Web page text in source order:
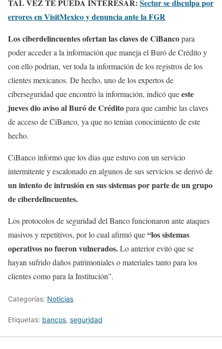
TAL VEZ TE PUEDA INTERESAR: Sectur se disculpa por
errores en VisitMexico y denuncia ante la FGR
Los ciberdelincuentes ofertan las claves de CiBancopara
poder acceder a la información que maneja el Buró de Crédito y
con ello podrían, ver toda la información de los registros de los
clientes mexicanos. De hecho, uno de los expertos de
ciberseguridad que encontró la información, indicó queeste
jueves dio aviso al Buró de Créditopara que cambie las claves
de acceso de CiBanco, ya que no tenían conocimiento de este
hecho.
CiBanco informó que los días que estuvo con un servicio
intermitente y escalonado en algunos de sus servicios se derivó de
un intento de intrusión en sus sistemas por parte de un grupo
de ciberdelincuentes.
Los protocolos de seguridad del Banco funcionaron ante ataques
masivos y repetitivos, por lo cual afirmó que“los sistemas
operativos no fueron vulnerados.Lo anterior evitó que se
hayan sufrido daños patrimoniales o materiales tanto para los
clientes como para la Institución”.
Categorías: Noticias
Etiquetas: bancos, seguridad